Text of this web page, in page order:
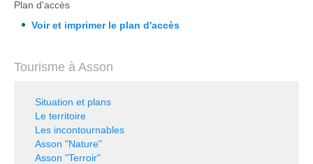
Plan d'accès
Voir et imprimer le plan d'accès
Tourisme à Asson
Situation et plans
Le territoire
Les incontournables
Asson "Nature"
Asson "Terroir"